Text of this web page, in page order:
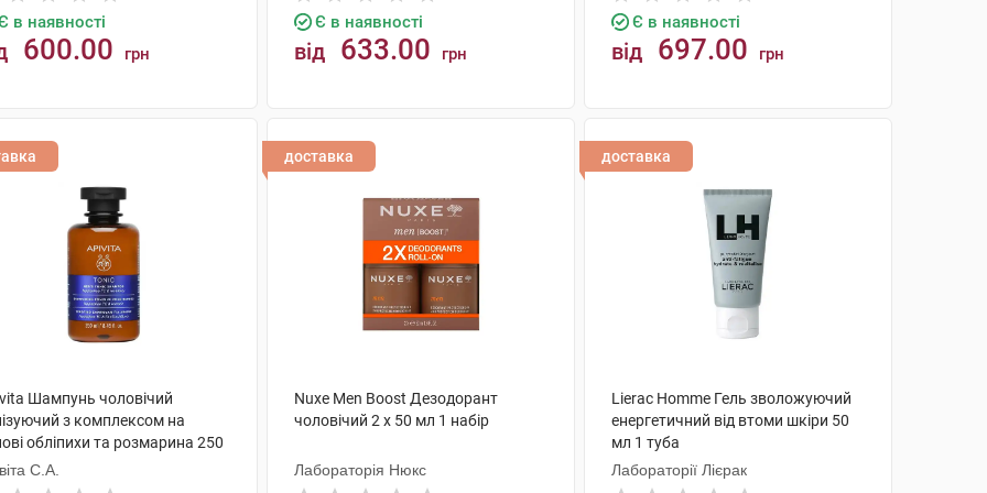
в наявності
600.00 грн
Є в наявності
від 633.00 грн
Є в наявності
від 697.00 грн
Шампунь чоловічий
з комплексом на
обліпихи та розмарина 250
флакон
С.А.
доставка
Nuxe Men Boost Дезодорант
чоловічий 2 х 50 мл 1 набір
Лабораторія Нюкс
доставка
Lierac Homme Гель зволожуючий
енергетичний від втоми шкіри 50
мл 1 туба
Лабораторії Лієрак